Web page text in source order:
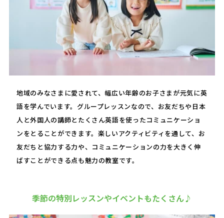
地域のみなさまに愛されて、幅広い年齢のお子さまが元気に英
語を学んでいます。グループレッスンなので、お友だちや日本
人と外国人の講師とたくさん英語を使ったコミュニケーショ
ンをとることができます。楽しいアクティビティを通して、お
友だちと協力する力や、コミュニケーションの力を大きく伸
ばすことができる点も魅力の教室です。
季節の特別レッスンやイベントもたくさん♪